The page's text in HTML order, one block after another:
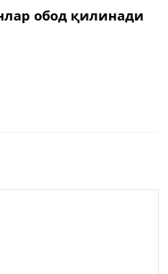
обод қилинади